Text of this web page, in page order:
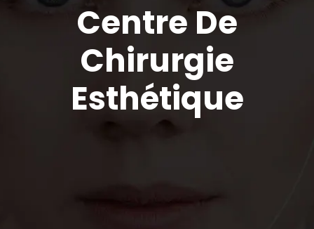
Centre De
Chirurgie
Esthétique